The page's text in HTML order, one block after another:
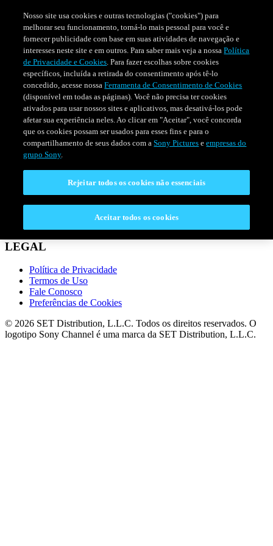
SÉRIESPROGRAMAÇÃO
CONECTAR
Perguntas Frequentes
LEGAL
Política de Privacidade
Termos de Uso
Fale Conosco
Preferências de Cookies
© 2026 SET Distribution, L.L.C. Todos os direitos reservados. O
logotipo Sony Channel é uma marca da SET Distribution, L.L.C.
Nosso site usa cookies e outras tecnologias ("cookies") para
melhorar seu funcionamento, torná-lo mais pessoal para você e
fornecer publicidade com base em suas atividades de navegação e
interesses neste site e em outros. Para saber mais veja a nossaPolítica
de Privacidade e Cookies. Para fazer escolhas sobre cookies
específicos, incluída a retirada do consentimento após tê-lo
concedido, acesse nossaFerramenta de Consentimento de Cookies
(disponível em todas as páginas). Você não precisa ter cookies
ativados para usar nossos sites e aplicativos, mas desativá-los pode
afetar sua experiência neles. Ao clicar em "Aceitar", você concorda
que os cookies possam ser usados para esses fins e para o
compartilhamento de seus dados com aSony Pictures eempresas do
grupo Sony.
Rejeitar todos os cookies não essenciais
Aceitar todos os cookies